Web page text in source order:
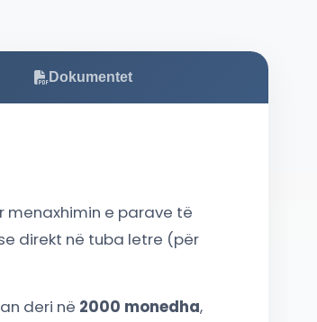
Dokumentet
menaxhimin e parave të
direkt në tuba letre (për
deri në 2000 monedha,